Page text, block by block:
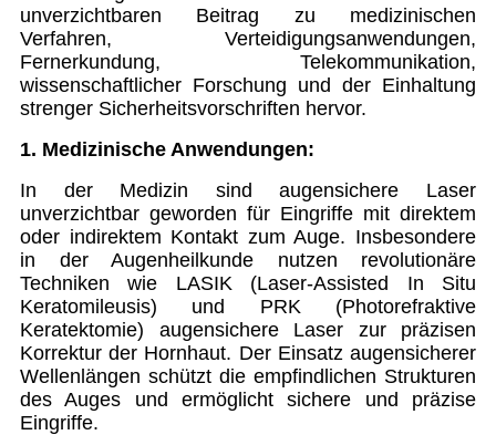
unverzichtbaren Beitrag zu medizinischen
Verfahren, Verteidigungsanwendungen,
Fernerkundung, Telekommunikation,
wissenschaftlicher Forschung und der Einhaltung
strenger Sicherheitsvorschriften hervor.
1. Medizinische Anwendungen:
In der Medizin sind augensichere Laser
unverzichtbar geworden für Eingriffe mit direktem
oder indirektem Kontakt zum Auge. Insbesondere
in der Augenheilkunde nutzen revolutionäre
Techniken wie LASIK (Laser-Assisted In Situ
Keratomileusis) und PRK (Photorefraktive
Keratektomie) augensichere Laser zur präzisen
Korrektur der Hornhaut. Der Einsatz augensicherer
Wellenlängen schützt die empfindlichen Strukturen
des Auges und ermöglicht sichere und präzise
Eingriffe.